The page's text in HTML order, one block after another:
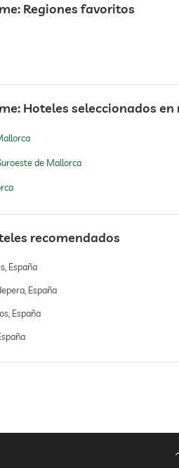
tratamientos
Regiones favoritos
Hoteles seleccionados
de Mallorca
recomendados
España
España
España